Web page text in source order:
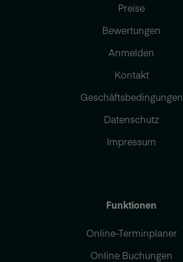
Preise
Bewertungen
Anmelden
Kontakt
Geschäftsbedingungen
Datenschutz
Impressum
Funktionen
Online-Terminplaner
Online Buchungen